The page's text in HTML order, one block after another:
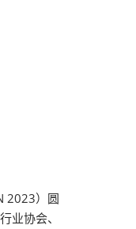
2023）圆
业协会、